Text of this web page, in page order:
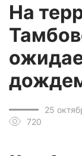
На
25
720